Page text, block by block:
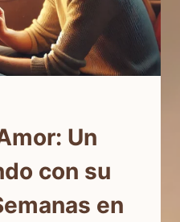
Un
con su
en